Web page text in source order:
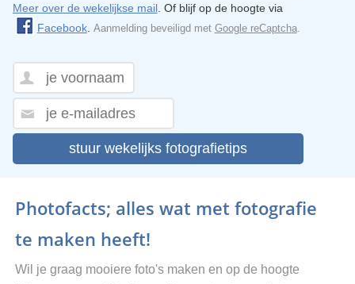
Meer over de wekelijkse mail. Of blijf op de hoogte via
Facebook. Aanmelding beveiligd met Google reCaptcha.
stuur wekelijks fotografietips
Photofacts; alles wat met fotografie
te maken heeft!
Wil je graag mooiere foto's maken en op de hoogte